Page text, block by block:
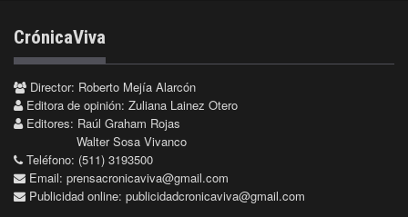
CrónicaViva
Director: Roberto Mejía Alarcón
Editora de opinión: Zuliana Lainez Otero
Editores: Raúl Graham Rojas
Walter Sosa Vivanco
Teléfono: (511) 3193500
Email: prensacronicaviva@gmail.com
Publicidad online: publicidadcronicaviva@gmail.com